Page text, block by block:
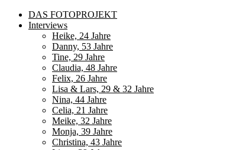
DAS FOTOPROJEKT
Interviews
Heike, 24 Jahre
Danny, 53 Jahre
Tine, 29 Jahre
Claudia, 48 Jahre
Felix, 26 Jahre
Lisa & Lars, 29 & 32 Jahre
Nina, 44 Jahre
Celia, 21 Jahre
Meike, 32 Jahre
Monja, 39 Jahre
Christina, 43 Jahre